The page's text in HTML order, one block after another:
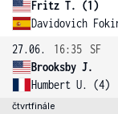
Fritz T. (1)
Davidovich
27.06.
16:35
SF
Brooksby J.
Humbert U. (4)
čtvrtfinále